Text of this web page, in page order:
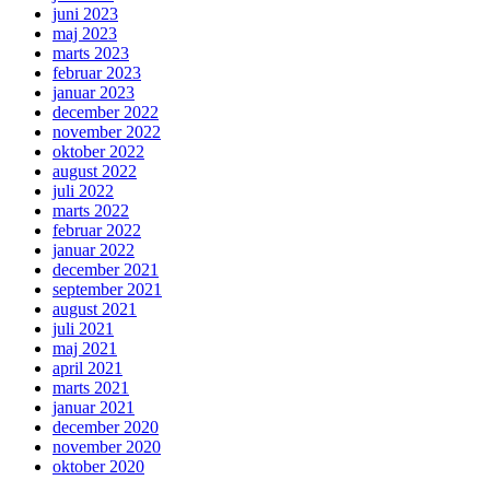
juni 2023
maj 2023
marts 2023
februar 2023
januar 2023
december 2022
november 2022
oktober 2022
august 2022
juli 2022
marts 2022
februar 2022
januar 2022
december 2021
september 2021
august 2021
juli 2021
maj 2021
april 2021
marts 2021
januar 2021
december 2020
november 2020
oktober 2020